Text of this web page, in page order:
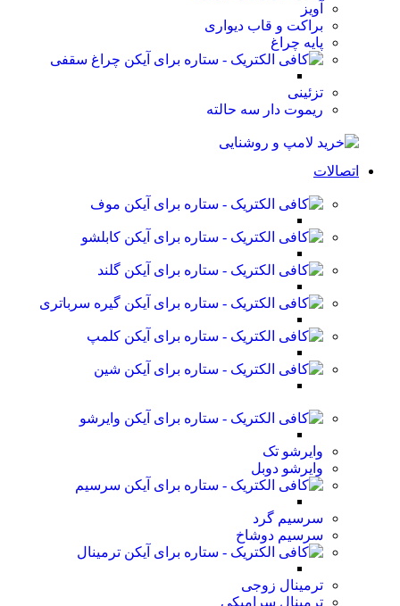
آویز
براکت و قاب دیواری
پایه چراغ
چراغ سقفی
تزئینی
ریموت دار سه حالته
اتصالات
موف
کابلشو
گلند
گیره سرباتری
کلمپ
شین
وایرشو
وایرشو تک
وایرشو دوبل
سرسیم
سرسیم گرد
سرسیم دوشاخ
ترمینال
ترمینال زوجی
ترمینال سرامیکی